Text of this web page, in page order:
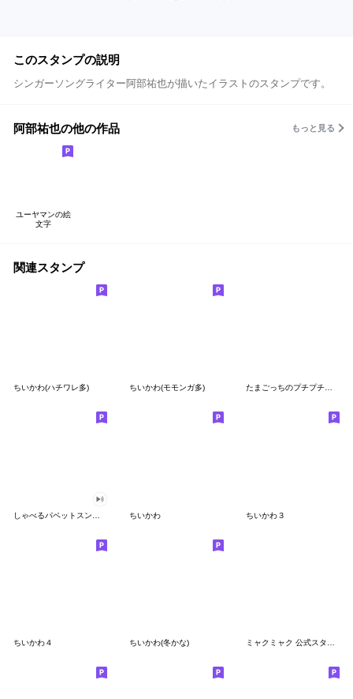
このスタンプの説明
シンガーソングライター阿部祐也が描いたイラストのスタンプです。
阿部祐也の他の作品 もっと見る
ユーヤマンの絵
文字
関連スタンプ
ちいかわ(ハチワレ多) ちいかわ(モモンガ多) たまごっちのプチプチおみせっち
ちいかわ ちいかわ３
ちいかわ４ ちいかわ(冬かな)